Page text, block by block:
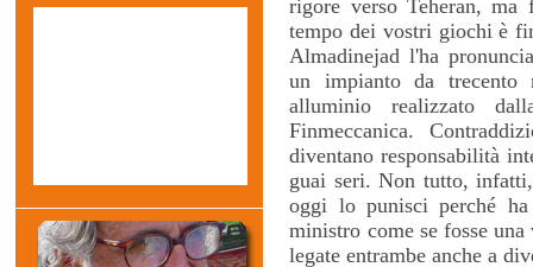
rigore verso Teheran,
tempo dei vostri giochi è
Almadinejad l'ha
un impianto da
alluminio realizzato
Finmeccanica.
diventano responsabilità
guai seri. Non tutto,
oggi lo punisci perché
ministro come se fosse
legate entrambe anche a